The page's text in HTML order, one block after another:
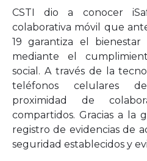
CSTI dio a conocer
colaborativa móvil que
19 garantiza el
mediante el
social. A través de la
teléfonos celulares
proximidad de
compartidos. Gracias a la
registro de evidencias de
seguridad establecidos y